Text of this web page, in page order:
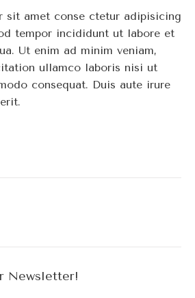
sit amet conse ctetur adipisicing
tempor incididunt ut labore et
Ut enim ad minim veniam,
ullamco laboris nisi ut
consequat. Duis aute irure
Newsletter!